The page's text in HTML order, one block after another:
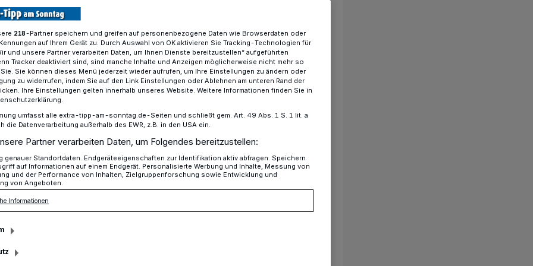
in Viersen
lockt wieder
Aktionen für Groß und Klein sowie
einen Besuch am Samstag, 8.,
der stimmungsvoll geschmückten und
zum traditionellen Martinsmarkt
218-Partner speichern und greifen auf personenbezogene Daten wie Browserdaten oder
auf Ihrem Gerät zu. Durch Auswahl von OK aktivieren Sie Tracking-Technologien für
und unsere Partner verarbeiten Daten, um Ihnen Dienste bereitzustellen“ aufgeführten
Tracker deaktiviert sind, sind manche Inhalte und Anzeigen möglicherweise nicht mehr so
Sie können dieses Menü jederzeit wieder aufrufen, um Ihre Einstellungen zu ändern oder
zu widerrufen, indem Sie auf den Link Einstellungen oder Ablehnen am unteren Rand der
Ihre Einstellungen gelten innerhalb unseres Website. Weitere Informationen finden Sie in
umfasst alle extra-tipp-am-sonntag.de-Seiten und schließt gem. Art. 49 Abs. 1 S. 1 lit. a
die Datenverarbeitung außerhalb des EWR, z.B. in den USA ein.
Partner verarbeiten Daten, um Folgendes bereitzustellen:
genauer Standortdaten. Endgeräteeigenschaften zur Identifikation aktiv abfragen. Speichern
auf Informationen auf einem Endgerät. Personalisierte Werbung und Inhalte, Messung von
und der Performance von Inhalten, Zielgruppenforschung sowie Entwicklung und
von Angeboten.
Informationen